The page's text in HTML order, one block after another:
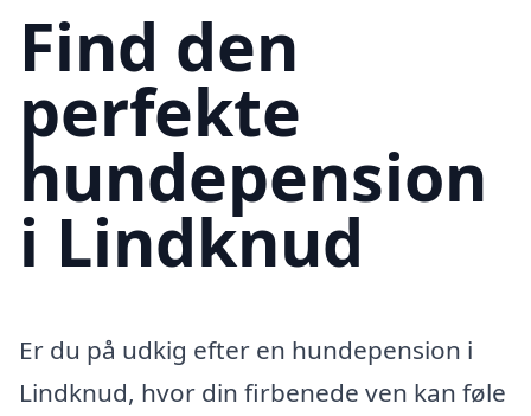
Find den
perfekte
hundepension
i Lindknud
Er du på udkig efter en hundepension i
Lindknud, hvor din firbenede ven kan føle